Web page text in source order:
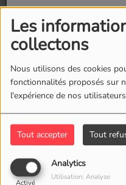
Les
collectons
Nous utilisons des cookies
fonctionnalités proposés sur
l'expérience de nos
Tout accepter Tout
Analytics
Activé
Utilisation: Analyse